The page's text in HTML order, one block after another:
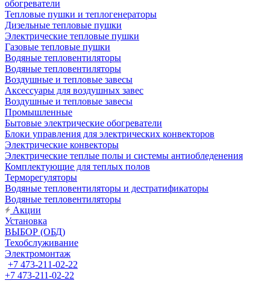
обогреватели
Тепловые пушки и теплогенераторы
Дизельные тепловые пушки
Электрические тепловые пушки
Газовые тепловые пушки
Водяные тепловентиляторы
Водяные тепловентиляторы
Воздушные и тепловые завесы
Аксессуары для воздушных завес
Воздушные и тепловые завесы
Промышленные
Бытовые электрические обогреватели
Блоки управления для электрических конвекторов
Электрические конвекторы
Электрические теплые полы и системы антиобледенения
Комплектующие для теплых полов
Терморегуляторы
Водяные тепловентиляторы и дестратификаторы
Водяные тепловентиляторы
Акции
Установка
ВЫБОР (ОБД)
Техобслуживание
Электромонтаж
+7 473-211-02-22
+7 473-211-02-22